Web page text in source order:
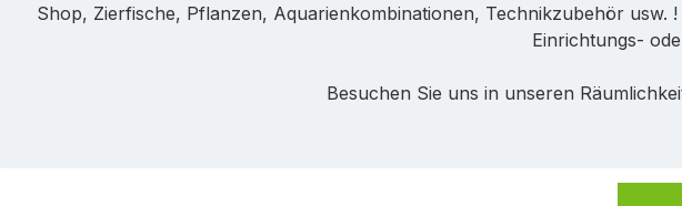
Shop, Zierfische, Pflanzen, Aquarienkombinationen, Technikzubehör
Einrichtungs-
Besuchen Sie uns in unseren